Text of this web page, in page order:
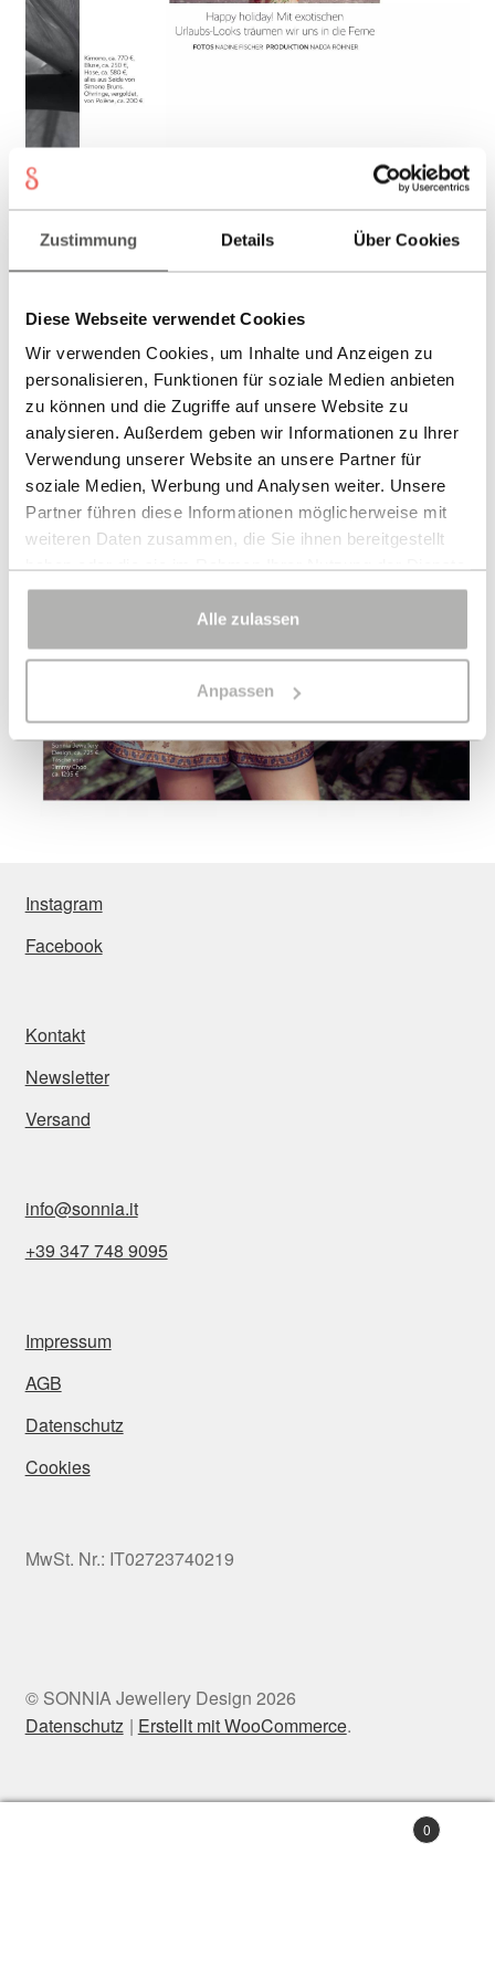
Zustimmung Details Über Cookies
Diese Webseite verwendet Cookies
Wir verwenden Cookies, um Inhalte und Anzeigen zu
personalisieren, Funktionen für soziale Medien anbieten
zu können und die Zugriffe auf unsere Website zu
analysieren. Außerdem geben wir Informationen zu Ihrer
Verwendung unserer Website an unsere Partner für
soziale Medien, Werbung und Analysen weiter. Unsere
Partner führen diese Informationen möglicherweise mit
weiteren Daten zusammen, die Sie ihnen bereitgestellt
haben oder die sie im Rahmen Ihrer Nutzung der Dienste
gesammelt haben.
Bei bestimmten Diensten wie Google Analytics kann eine
nicht ausgeschlossen werden.
Alle zulassen
Anpassen
Schmuck-Atelier
Showroom
Sonnia
Instagram
Facebook
Kontakt
Newsletter
Versand
info@sonnia.it
+39 347 748 9095
Impressum
AGB
Datenschutz
Cookies
MwSt. Nr.: IT02723740219
© SONNIA Jewellery Design 2026
Datenschutz
Erstellt mit WooCommerce.
0